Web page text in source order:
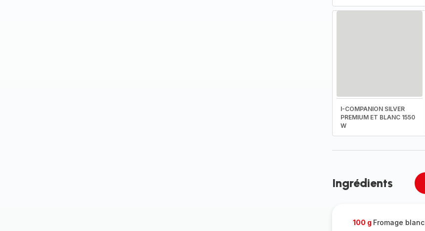
I-COMPANION SILVER
PREMIUM ET BLANC 1550
W
Ingrédients
100 g Fromage blanc